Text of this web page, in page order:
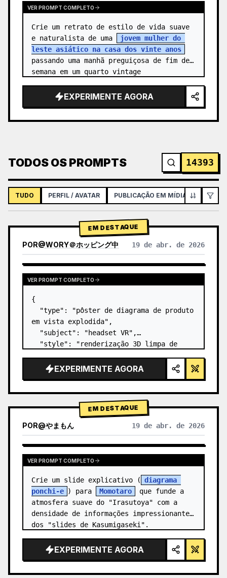
VER PROMPT COMPLETO
Crie um retrato de estilo de vida suave
e naturalista de uma
jovem mulher do
leste asiático na casa dos vinte anos
passando uma manhã preguiçosa de fim de
semana em um quarto vintage
EXPERIMENTE AGORA
TODOS OS PROMPTS 14393
TUDO PERFIL / AVATAR PUBLICAÇÃO EM MÍDIAS SOCIAIS
EM DESTAQUE
POR@WORY＠ホッピング中 19 de abr. de 2026
VER PROMPT COMPLETO
{
  "type": "pôster de diagrama de produto
em vista explodida",
  "subject": "headset VR",
  "style": "renderização 3D limpa de
detalhes brilhantes",
  "background": "{argument
default=\"gradien…
EXPERIMENTE AGORA
EM DESTAQUE
POR@やまもん 19 de abr. de 2026
VER RESULTADOS DE OUTROS MODELOS
VER PROMPT COMPLETO
Crie um slide explicativo ( diagrama
ponchi-e ) para Momotaro
que funde a
atmosfera suave do "Irasutoya" com a
densidade de informações impressionante
dos "slides de Kasumigaseki".
EXPERIMENTE AGORA